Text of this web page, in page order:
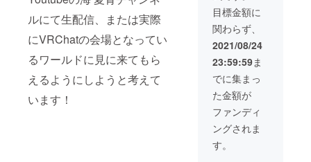
ルにて生配信、または実際
にVRChatの会場となってい
るワールドに見に来てもら
えるようにしようと考えて
います！
・VRChat用 海
夏青クラファン
支援者缶バッチ
FBX ・VRChat
ンスエモート 1
種 ・VRChat用
フルトラデ
ビューショー
ケース 入場チ
ケット (概要欄に
VRChat ユー
ザーIDをご記入
ください。)
目標金額に
関わらず、
2021/08/24
23:59:59ま
でに集まっ
た金額が
ファンディ
ングされま
す。